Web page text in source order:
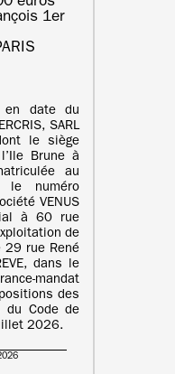
1er
en date du
SARL
le siège
Brune à
au
le numéro
VENUS
à 60 rue
de
29 rue René
dans le
mandat
des
du Code de
2026.